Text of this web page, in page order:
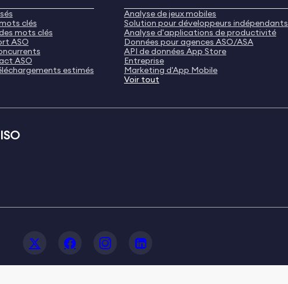
clés
mots clés
ASO
ASO
estimés
Analyse de jeux mobiles
Solution pour développeurs indépendants
Analyse d'applications de productivité
Données pour agences ASO/ASA
API de données App Store
Entreprise
Marketing d'App Mobile
Voir tout